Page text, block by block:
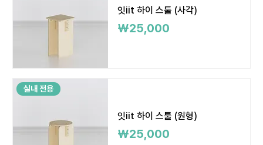
잇iit 하이 스툴 (사각)
가격
₩25,000
실내 전용
잇iit 하이 스툴 (원형)
가격
₩25,000